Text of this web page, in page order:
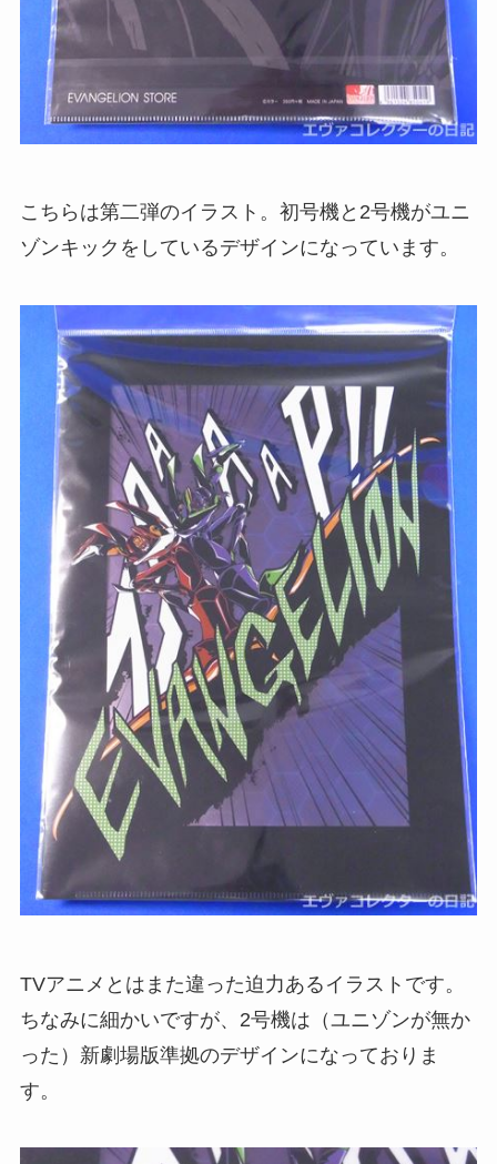
こちらは第二弾のイラスト。初号機と2号機がユニ
ゾンキックをしているデザインになっています。
TVアニメとはまた違った迫力あるイラストです。
ちなみに細かいですが、2号機は（ユニゾンが無か
った）新劇場版準拠のデザインになっておりま
す。